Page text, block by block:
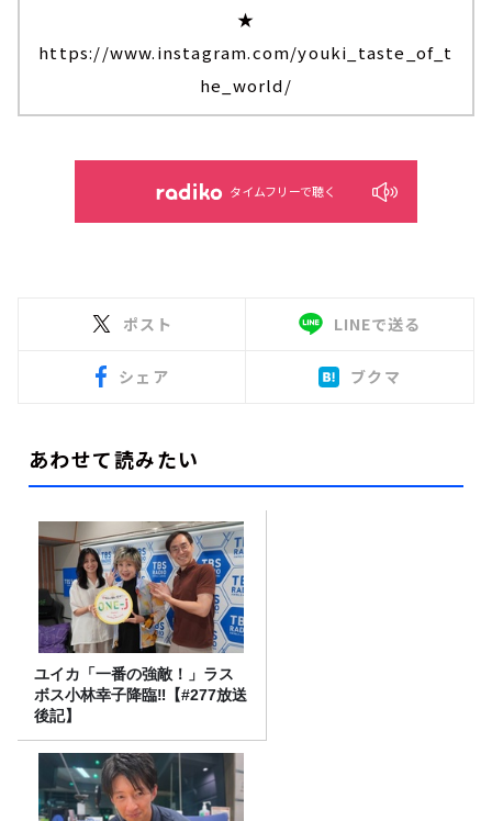
★
https://www.instagram.com/youki_taste_of_t
he_world/
タイムフリーで聴く
ポスト LINEで送る
シェア ブクマ
あわせて読みたい
ユイカ「一番の強敵！」ラス
ボス小林幸子降臨‼【#277放送
後記】